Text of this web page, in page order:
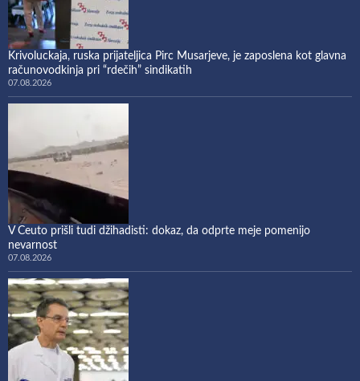
Krivoluckaja, ruska prijateljica Pirc Musarjeve, je zaposlena kot glavna
računovodkinja pri “rdečih” sindikatih
07.08.2026
V Ceuto prišli tudi džihadisti: dokaz, da odprte meje pomenijo
nevarnost
07.08.2026